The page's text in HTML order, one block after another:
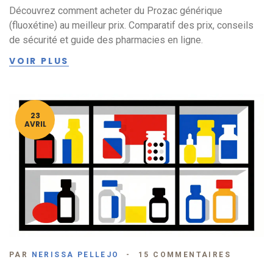
Découvrez comment acheter du Prozac générique
(fluoxétine) au meilleur prix. Comparatif des prix, conseils
de sécurité et guide des pharmacies en ligne.
VOIR PLUS
23
AVRIL
PAR NERISSA PELLEJO 15 COMMENTAIRES